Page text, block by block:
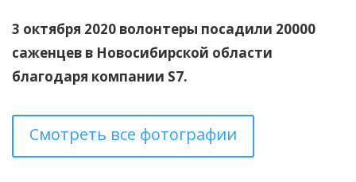
3 октября 2020 волонтеры посадили 20000
саженцев в Новосибирской области
благодаря компании S7.
Смотреть все фотографии